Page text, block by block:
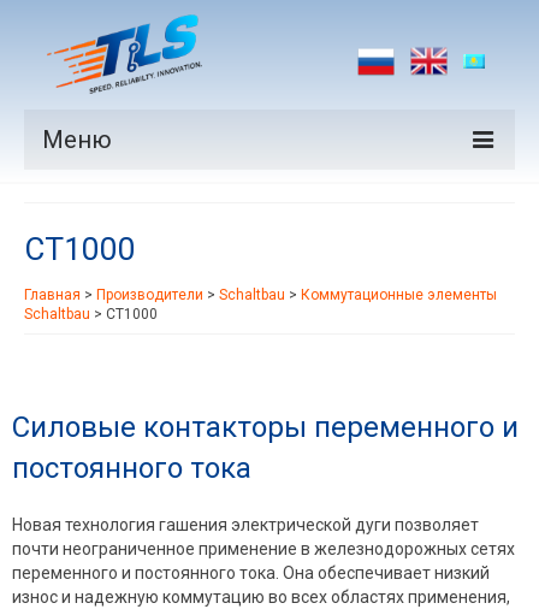
Меню
Производители
Рынки
CT1000
Главная > Производители > Schaltbau > Коммутационные элементы
Schaltbau > CT1000
Силовые контакторы переменного и
постоянного тока
Новая технология гашения электрической дуги позволяет
почти неограниченное применение в железнодорожных сетях
переменного и постоянного тока. Она обеспечивает низкий
износ и надежную коммутацию во всех областях применения,